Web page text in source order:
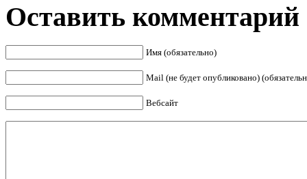
Оставить комментарий
Имя (обязательно)
Mail (не будет опубликовано)
Вебсайт